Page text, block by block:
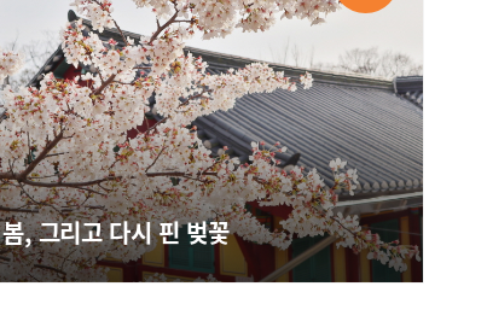
봄, 그리고 다시 핀 벚꽃